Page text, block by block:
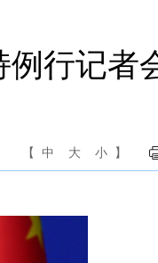
例行记者
【 中 大 小 】